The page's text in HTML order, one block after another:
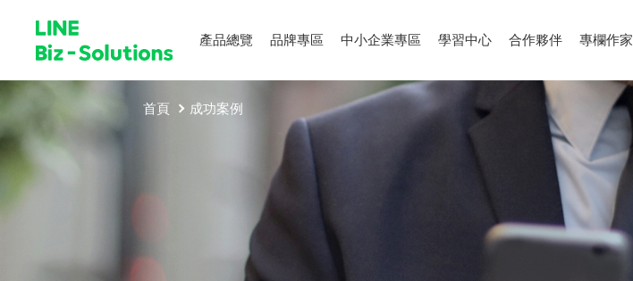
產品總覽 品牌專區 中小企業專區 學習中心 合作夥伴 專欄作家
首頁 成功案例